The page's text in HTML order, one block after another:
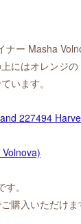
ナー Masha
にはオレンジ
います。
。
購入いただけま